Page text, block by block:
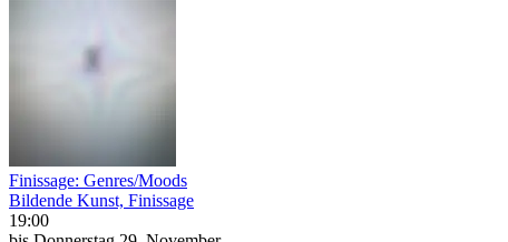
Finissage: Genres/Moods
Bildende Kunst, Finissage
19:00